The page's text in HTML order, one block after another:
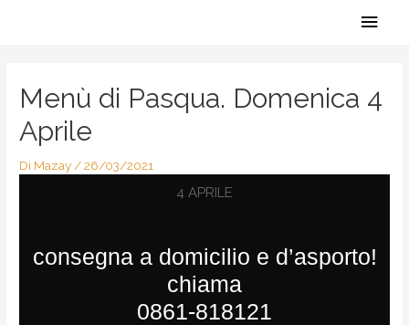
Menù di Pasqua. Domenica 4
Aprile
Di Mazay /26/03/2021
4 APRILE
consegna a domicilio e d’asporto!
chiama
0861-818121